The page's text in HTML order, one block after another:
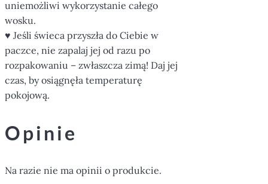
uniemożliwi wykorzystanie całego
wosku.
♥ Jeśli świeca przyszła do Ciebie w
paczce, nie zapalaj jej od razu po
rozpakowaniu – zwłaszcza zimą! Daj jej
czas, by osiągnęła temperaturę
pokojową.
Opinie
Na razie nie ma opinii o produkcie.